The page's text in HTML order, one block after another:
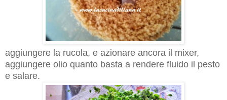
aggiungere la rucola, e azionare ancora il mixer,
aggiungere olio quanto basta a rendere fluido il pesto
e salare.